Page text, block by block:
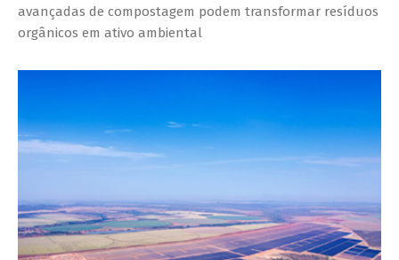
avançadas de compostagem podem transformar resíduos
orgânicos em ativo ambiental